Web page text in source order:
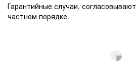
Гарантийные случаи,
частном порядке.